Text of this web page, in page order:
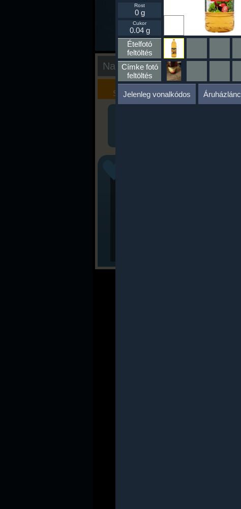
Nap kiértékelése
Kalória
Szimulátor
Szöveges
Értékelés
Rost
0 g
Cukor
0.04 g
Ételfotó
feltöltés
Címke fotó
feltöltés
Jelenleg vonalkódos Áruházlánc